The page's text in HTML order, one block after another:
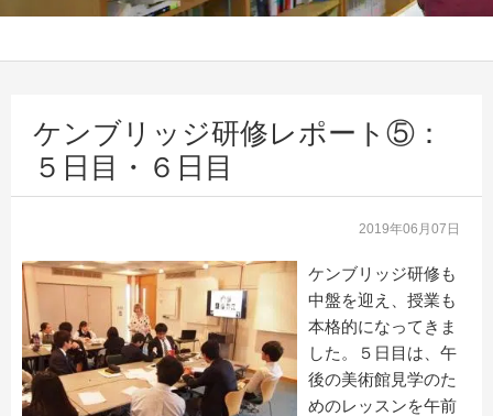
ケンブリッジ研修レポート⑤：
５日目・６日目
2019年06月07日
ケンブリッジ研修も
中盤を迎え、授業も
本格的になってきま
した。５日目は、午
後の美術館見学のた
めのレッスンを午前